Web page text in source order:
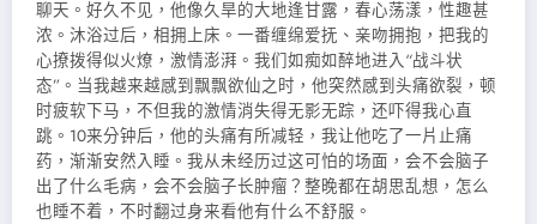
聊天。好久不见，他像久旱的大地逢甘露，春心荡漾，性趣甚
浓。沐浴过后，相拥上床。一番缠绵爱抚、亲吻拥抱，把我的
心撩拨得似火燎，激情澎湃。我们如痴如醉地进入“战斗状
态”。当我越来越感到飘飘欲仙之时，他突然感到头痛欲裂，顿
时疲软下马，不但我的激情消失得无影无踪，还吓得我心直
跳。10来分钟后，他的头痛有所减轻，我让他吃了一片止痛
药，渐渐安然入睡。我从未经历过这可怕的场面，会不会脑子
出了什么毛病，会不会脑子长肿瘤？整晚都在胡思乱想，怎么
也睡不着，不时翻过身来看他有什么不舒服。